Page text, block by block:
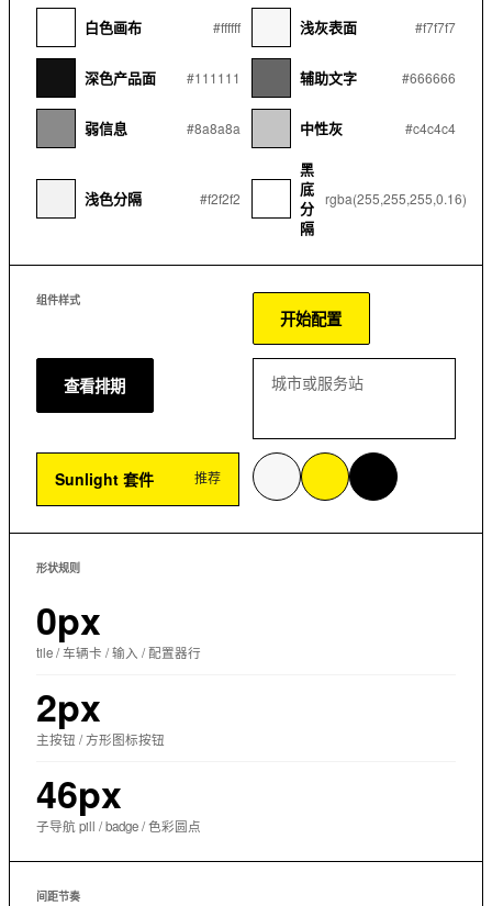
白色画布 #ffffff 浅灰表面 #f7f7f7
深色产品面 #111111 辅助文字 #666666
弱信息 #8a8a8a 中性灰 #c4c4c4
浅色分隔 #f2f2f2
黑
底
分
隔
rgba(255,255,255,0.16)
组件样式
开始配置
查看排期 城市或服务站
Sunlight 套件 推荐
形状规则
0px
tile / 车辆卡 / 输入 / 配置器行
2px
主按钮 / 方形图标按钮
46px
子导航 pill / badge / 色彩圆点
间距节奏